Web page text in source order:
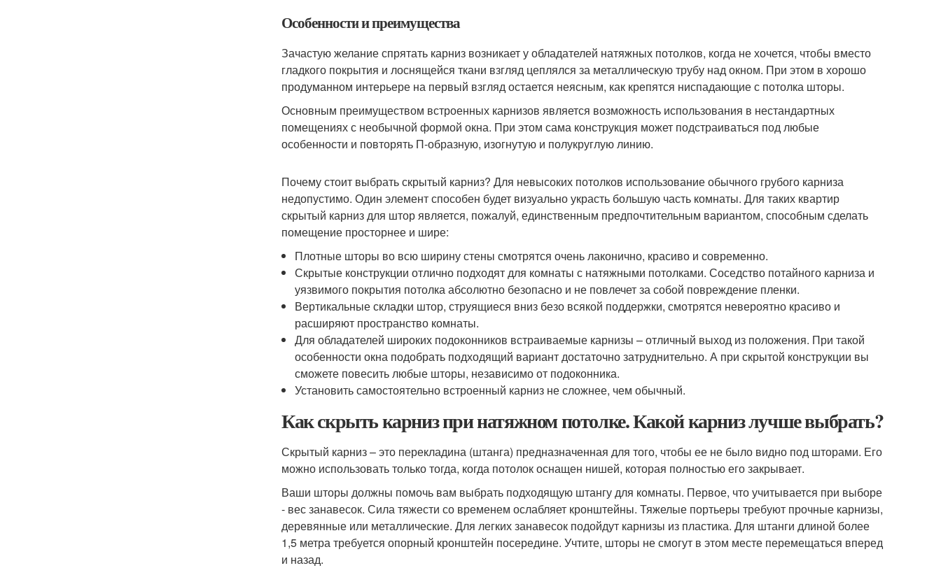
Особенности и преимущества
Зачастую желание спрятать карниз возникает у обладателей натяжных потолков, когда не хочется, чтобы вместо
гладкого покрытия и лоснящейся ткани взгляд цеплялся за металлическую трубу над окном. При этом в хорошо
продуманном интерьере на первый взгляд остается неясным, как крепятся ниспадающие с потолка шторы.
Основным преимуществом встроенных карнизов является возможность использования в нестандартных
помещениях с необычной формой окна. При этом сама конструкция может подстраиваться под любые
особенности и повторять П-образную, изогнутую и полукруглую линию.
Почему стоит выбрать скрытый карниз? Для невысоких потолков использование обычного грубого карниза
недопустимо. Один элемент способен будет визуально украсть большую часть комнаты. Для таких квартир
скрытый карниз для штор является, пожалуй, единственным предпочтительным вариантом, способным сделать
помещение просторнее и шире:
Плотные шторы во всю ширину стены смотрятся очень лаконично, красиво и современно.
Скрытые конструкции отлично подходят для комнаты с натяжными потолками. Соседство потайного карниза и
уязвимого покрытия потолка абсолютно безопасно и не повлечет за собой повреждение пленки.
Вертикальные складки штор, струящиеся вниз безо всякой поддержки, смотрятся невероятно красиво и
расширяют пространство комнаты.
Для обладателей широких подоконников встраиваемые карнизы – отличный выход из положения. При такой
особенности окна подобрать подходящий вариант достаточно затруднительно. А при скрытой конструкции вы
сможете повесить любые шторы, независимо от подоконника.
Установить самостоятельно встроенный карниз не сложнее, чем обычный.
Как скрыть карниз при натяжном потолке. Какой карниз лучше выбрать?
Скрытый карниз – это перекладина (штанга) предназначенная для того, чтобы ее не было видно под шторами. Его
можно использовать только тогда, когда потолок оснащен нишей, которая полностью его закрывает.
Ваши шторы должны помочь вам выбрать подходящую штангу для комнаты. Первое, что учитывается при выборе
- вес занавесок. Сила тяжести со временем ослабляет кронштейны. Тяжелые портьеры требуют прочные карнизы,
деревянные или металлические. Для легких занавесок подойдут карнизы из пластика. Для штанги длиной более
1,5 метра требуется опорный кронштейн посередине. Учтите, шторы не смогут в этом месте перемещаться вперед
и назад.